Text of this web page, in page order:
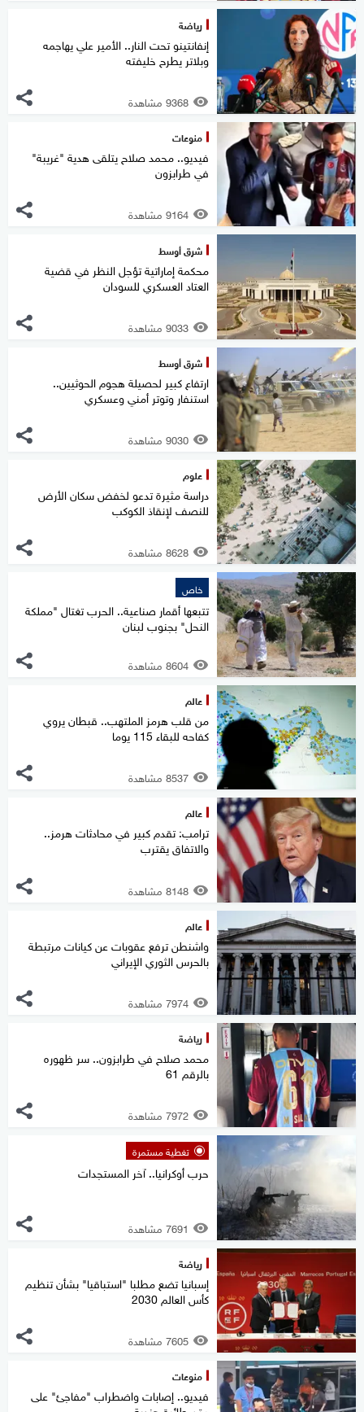
رياضة
إنفانتينو تحت النار.. الأمير علي يهاجمه
وبلاتر يطرح خليفته
9368 مشاهدة
منوعات
فيديو.. محمد صلاح يتلقى هدية "غريبة"
في طرابزون
9164 مشاهدة
شرق أوسط
محكمة إماراتية تؤجل النظر في قضية
العتاد العسكري للسودان
9033 مشاهدة
شرق أوسط
ارتفاع كبير لحصيلة هجوم الحوثيين..
استنفار وتوتر أمني وعسكري
9030 مشاهدة
علوم
دراسة مثيرة تدعو لخفض سكان الأرض
للنصف لإنقاذ الكوكب
8628 مشاهدة
خاص
تتبعها أقمار صناعية.. الحرب تغتال "مملكة
النحل" بجنوب لبنان
8604 مشاهدة
عالم
من قلب هرمز الملتهب.. قبطان يروي
كفاحه للبقاء 115 يوما
8537 مشاهدة
عالم
ترامب: تقدم كبير في محادثات هرمز..
والاتفاق يقترب
8148 مشاهدة
عالم
واشنطن ترفع عقوبات عن كيانات مرتبطة
بالحرس الثوري الإيراني
7974 مشاهدة
رياضة
محمد صلاح في طرابزون.. سر ظهوره
بالرقم 61
7972 مشاهدة
تغطية مستمرة
حرب أوكرانيا.. آخر المستجدات
7691 مشاهدة
رياضة
إسبانيا تضع مطلبا "استباقيا" بشأن تنظيم
كأس العالم 2030
7605 مشاهدة
منوعات
فيديو.. إصابات واضطراب "مفاجئ" على